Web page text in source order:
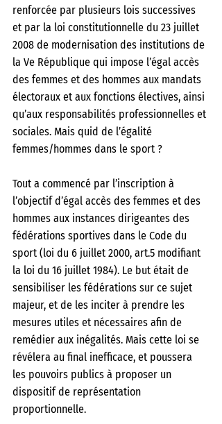
renforcée par plusieurs lois successives
et par la loi constitutionnelle du 23 juillet
2008 de modernisation des institutions de
la Ve République qui impose l’égal accès
des femmes et des hommes aux mandats
électoraux et aux fonctions électives, ainsi
qu’aux responsabilités professionnelles et
sociales. Mais quid de l’égalité
femmes/hommes dans le sport ?
Tout a commencé par l’inscription à
l’objectif d’égal accès des femmes et des
hommes aux instances dirigeantes des
fédérations sportives dans le Code du
sport (loi du 6 juillet 2000, art.5 modifiant
la loi du 16 juillet 1984). Le but était de
sensibiliser les fédérations sur ce sujet
majeur, et de les inciter à prendre les
mesures utiles et nécessaires afin de
remédier aux inégalités. Mais cette loi se
révélera au final inefficace, et poussera
les pouvoirs publics à proposer un
dispositif de représentation
proportionnelle.